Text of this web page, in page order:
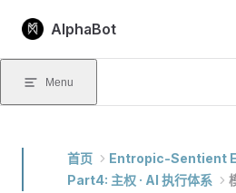
Skip to content
AlphaBot
Menu
首页
Entropic-Sentient
Part4: 主权 · AI 执行体系